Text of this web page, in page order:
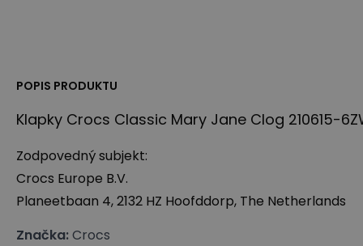
POPIS PRODUKTU
Klapky Crocs Classic Mary Jane Clog 210615-
Zodpovedný subjekt:
Crocs Europe B.V.
Planeetbaan 4, 2132 HZ Hoofddorp, The Netherlands
Značka:Crocs